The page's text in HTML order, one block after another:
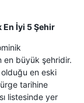
İyi 5 Şehir
en büyük şehridir.
olduğu en eski
tarihine
listesinde yer